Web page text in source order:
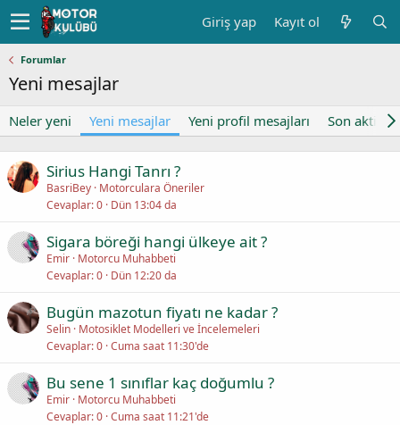
Giriş yap Kayıt ol
Forumlar
Yeni mesajlar
Neler yeni Yeni mesajlar Yeni profil mesajları Son aktivite
Sirius Hangi Tanrı ?
BasriBey Motorculara Öneriler
Cevaplar 0 Dün 13:04 da
Sigara böreği hangi ülkeye ait ?
Emir Motorcu Muhabbeti
Cevaplar 0 Dün 12:20 da
Bugün mazotun fiyatı ne kadar ?
Selin Motosiklet Modelleri ve İncelemeleri
Cevaplar 0 Cuma saat 11:30'de
Bu sene 1 sınıflar kaç doğumlu ?
Emir Motorcu Muhabbeti
Cevaplar 0 Cuma saat 11:21'de